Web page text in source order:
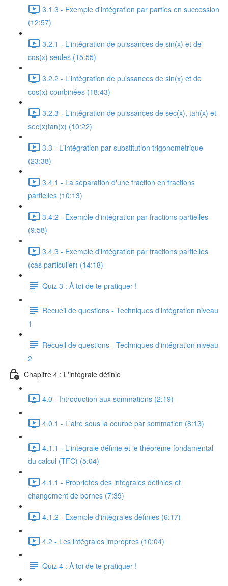
3.1.3 - Exemple d'intégration par parties en succession
(12:57)
3.2.1 - L'intégration de puissances de sin(x) et de
cos(x) seules (15:55)
3.2.2 - L'intégration de puissances de sin(x) et de
cos(x) combinées (18:43)
3.2.3 - L'intégration de puissances de sec(x), tan(x) et
sec(x)tan(x) (10:22)
3.3 - L'intégration par substitution trigonométrique
(23:38)
3.4.1 - La séparation d'une fraction en fractions
partielles (10:13)
3.4.2 - Exemple d'intégration par fractions partielles
(9:58)
3.4.3 - Exemple d'intégration par fractions partielles
(cas particulier) (14:18)
Quiz 3 : À toi de te pratiquer !
Recueil de questions - Techniques d'intégration niveau
1
Recueil de questions - Techniques d'intégration niveau
2
Chapitre 4 : L'intégrale définie
4.0 - Introduction aux sommations (2:19)
4.0.1 - L'aire sous la courbe par sommation (8:13)
4.1.1 - L'intégrale définie et le théorème fondamental
du calcul (TFC) (5:04)
4.1.1 - Propriétés des intégrales définies et
changement de bornes (7:39)
4.1.2 - Exemple d'intégrales définies (6:17)
4.2 - Les intégrales impropres (10:04)
Quiz 4 : À toi de te pratiquer !